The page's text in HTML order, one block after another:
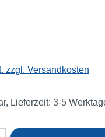
zzgl. Versandkosten
Lieferzeit: 3-5